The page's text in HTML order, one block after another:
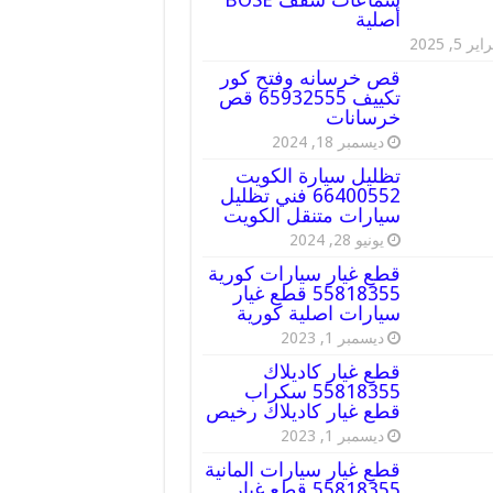
أصلية
5, 2025
قص خرسانه وفتح كور
تكييف 65932555 قص
خرسانات
ديسمبر 18, 2024
تظليل سيارة الكويت
66400552 فني تظليل
سيارات متنقل الكويت
يونيو 28, 2024
قطع غيار سيارات كورية
55818355 قطع غيار
سيارات اصلية كورية
ديسمبر 1, 2023
قطع غيار كاديلاك
55818355 سكراب
قطع غيار كاديلاك رخيص
ديسمبر 1, 2023
قطع غيار سيارات المانية